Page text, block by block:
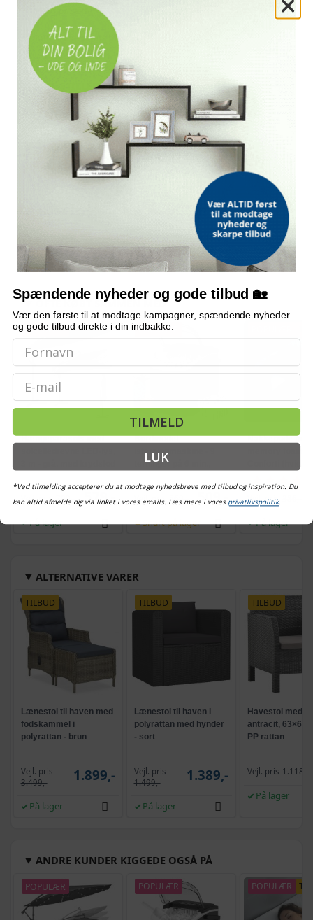
110 kg pr. sæde
Kun til indendørs brug
OFTE STILLEDE SPØRGSMÅL
Er hynde og pude inkluderet?
Hvor meget kan stolen bære?
Kan stolen bruges udendørs?
Hvilke materialer er stolen lavet af?
Bemærk: FAQ er vejledende information. Vi tager forbehold for fejl og
mangler, og oplysningerne er ikke juridisk bindende.
OFTE KØBT SAMMEN MED
POPULÆR
Hængeparasols med
Vejl. pris 709,- 579,-
På lager
POPULÆR
Bordmodel
isterningmaskine - 9
terninger på 6 min.,
Vejl. pris 569,- 509,-
Snart på lager
Nakkepude med
Vejl. pris
På lager
ALTERNATIVE VARER
TILBUD
Lænestol til haven med
fodskammel i
polyrattan - brun
Vejl. pris
3.499,-
1.899,-
På lager
TILBUD
Lænestol til haven i
polyrattan med hynder
- sort
Vejl. pris
1.499,-
1.389,-
På lager
TILBUD
Havestol med
antracit,
PP rattan
Vejl. pris 1.118,-
På lager
ANDRE KUNDER KIGGEDE OGSÅ PÅ
POPULÆR POPULÆR POPULÆR
Spændende nyheder og gode tilbud 🏡
Vær den første til at modtage kampagner, spændende nyheder
og gode tilbud direkte i din indbakke.
Email
TILMELD
LUK
*Ved tilmelding accepterer du at modtage nyhedsbreve med tilbud og inspiration. Du
kan altid afmelde dig via linket i vores emails. Læs mere i vores privatlivspolitik.